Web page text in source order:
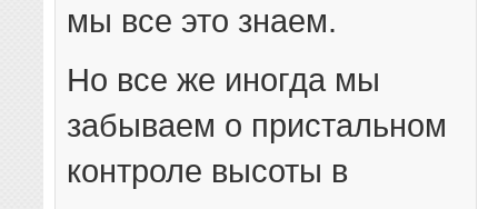
мы все это знаем.
Но все же иногда мы
забываем о пристальном
контроле высоты в